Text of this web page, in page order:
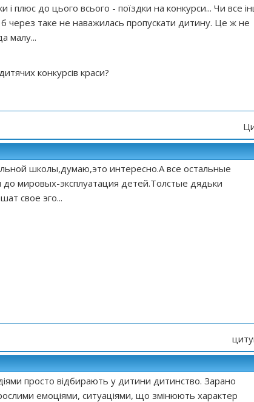
і плюс до цього всього - поїздки на конкурси... Чи все
через таке не наважилась пропускати дитину. Це ж не
малу...
конкурсів краси?
школы,думаю,это интересно.А все остальные
мировых-эксплуатация детей.Толстые дядьки
свое эго...
просто відбирають у дитини дитинство. Зарано
емоціями, ситуаціями, що змінюють характер